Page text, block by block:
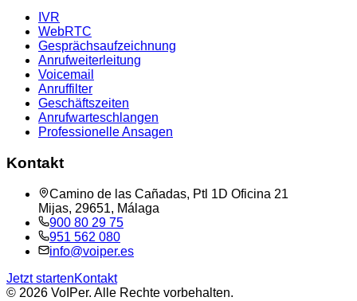
IVR
WebRTC
Gesprächsaufzeichnung
Anrufweiterleitung
Voicemail
Anruffilter
Geschäftszeiten
Anrufwarteschlangen
Professionelle Ansagen
Kontakt
Camino de las Cañadas, Ptl 1D Oficina 21
Mijas, 29651, Málaga
900 80 29 75
951 562 080
info@voiper.es
Jetzt startenKontakt
© 2026 VoIPer. Alle Rechte vorbehalten.